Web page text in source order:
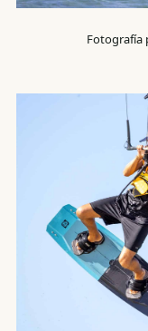
Fotografía